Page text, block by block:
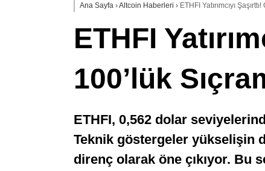
Ana Sayfa ›Altcoin Haberleri › ETHFI Yatırımcıyı
ETHFI
100’lük
ETHFI, 0,562 dolar
Teknik göstergeler yükselişin
direnç olarak öne çıkıyor. Bu